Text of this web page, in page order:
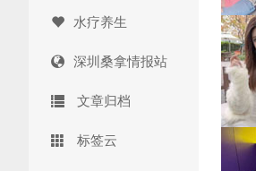
水疗养生
深圳桑拿情报站
文章归档
标签云